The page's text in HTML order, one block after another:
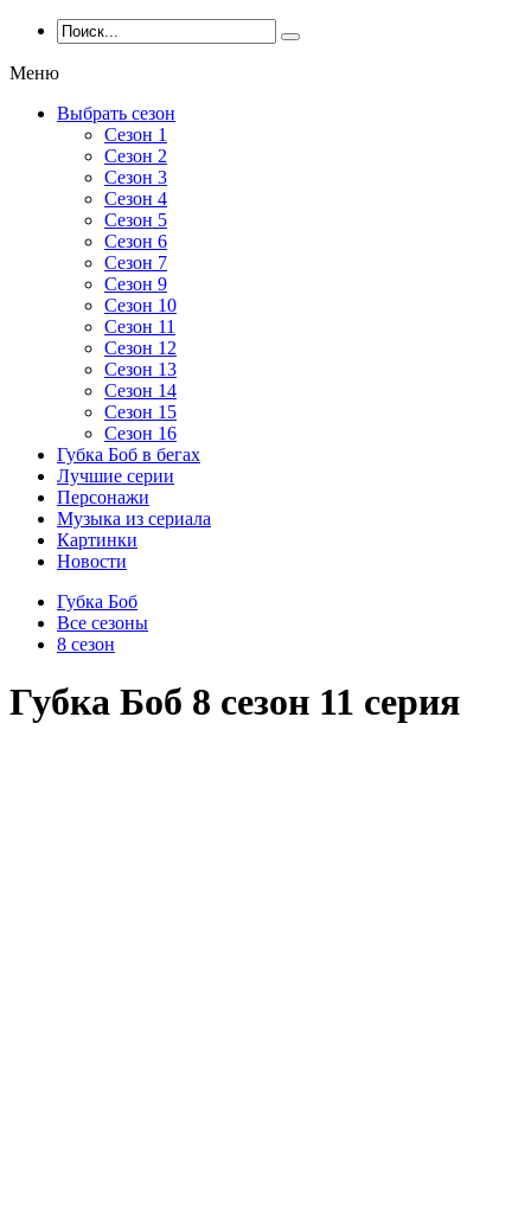
Меню
Выбрать сезон
Сезон 1
Сезон 2
Сезон 3
Сезон 4
Сезон 5
Сезон 6
Сезон 7
Сезон 9
Сезон 10
Сезон 11
Сезон 12
Сезон 13
Сезон 14
Сезон 15
Сезон 16
Губка Боб в бегах
Лучшие серии
Персонажи
Музыка из сериала
Картинки
Новости
Губка Боб
Все сезоны
8 сезон
Губка Боб 8 сезон 11 серия